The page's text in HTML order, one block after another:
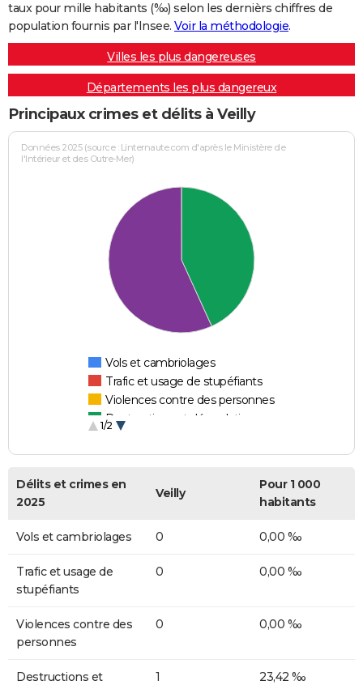
taux pour mille habitants (‰) selon les dernièrs chiffres de
population fournis par l'Insee. Voir la méthodologie.
Villes les plus dangereuses
Départements les plus dangereux
Principaux crimes et délits à Veilly
Données 2025 (source : Linternaute.com d'après le Ministère de
l'Intérieur et des Outre-Mer)
Vols et cambriolages
Trafic et usage de stupéfiants
Violences contre des personnes
Destructions et dégradations
1/2
Délits et crimes en
2025
Veilly
Pour 1 000
habitants
Vols et cambriolages 0 0,00 ‰
Trafic et usage de
stupéfiants
0 0,00 ‰
Violences contre des
personnes
0 0,00 ‰
Destructions et
1 23,42 ‰